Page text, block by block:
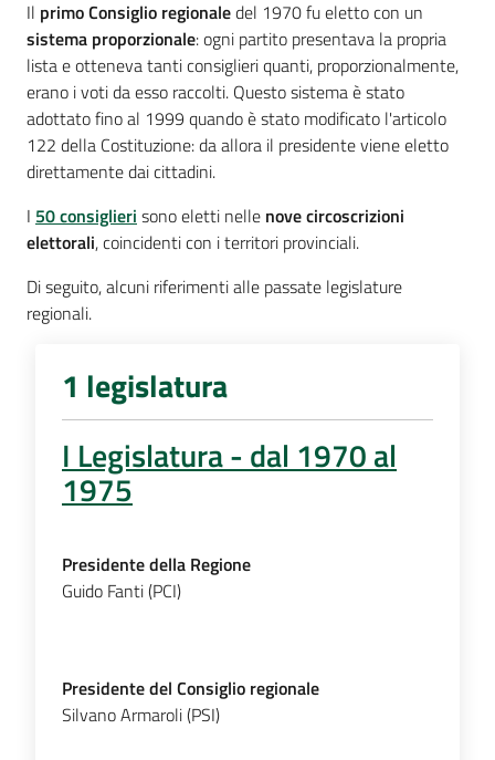
i
media
Per
i
cittadini
Il primo Consiglio regionaledel 1970 fu eletto con un
sistema proporzionale: ogni partito presentava la propria
lista e otteneva tanti consiglieri quanti, proporzionalmente,
erano i voti da esso raccolti. Questo sistema è stato
adottato fino al 1999 quando è stato modificato l'articolo
122 della Costituzione: da allora il presidente viene eletto
direttamente dai cittadini.
I 50 consiglieri sono eletti nelle nove circoscrizioni
elettorali, coincidenti con i territori provinciali.
Di seguito, alcuni riferimenti alle passate legislature
regionali.
1 legislatura
I Legislatura - dal 1970 al
1975
Presidente della Regione
Guido Fanti (PCI)
Presidente del Consiglio regionale
Silvano Armaroli (PSI)